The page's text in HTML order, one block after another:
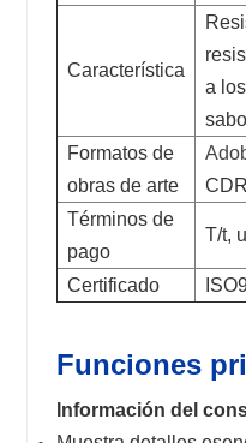
Característica
a
Formatos de
obras de arte
Términos de
pago
T/t,
Certificado
Funciones
Información del